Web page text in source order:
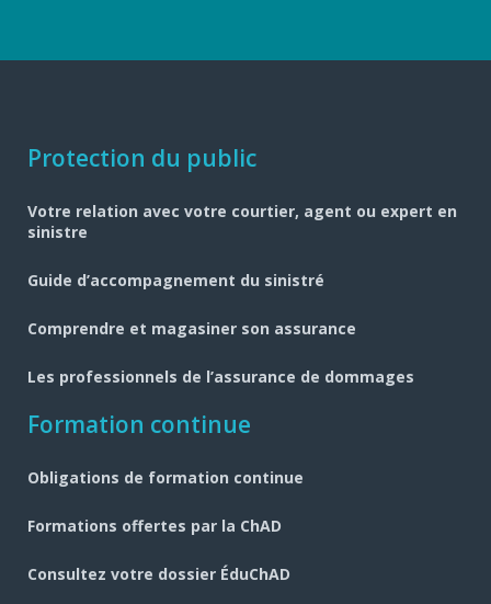
Navigation
pied
de
page
Protection du public
Votre relation avec votre courtier, agent ou expert en
sinistre
Guide d’accompagnement du sinistré
Comprendre et magasiner son assurance
Les professionnels de l’assurance de dommages
Formation continue
Obligations de formation continue
Formations offertes par la ChAD
Consultez votre dossier ÉduChAD